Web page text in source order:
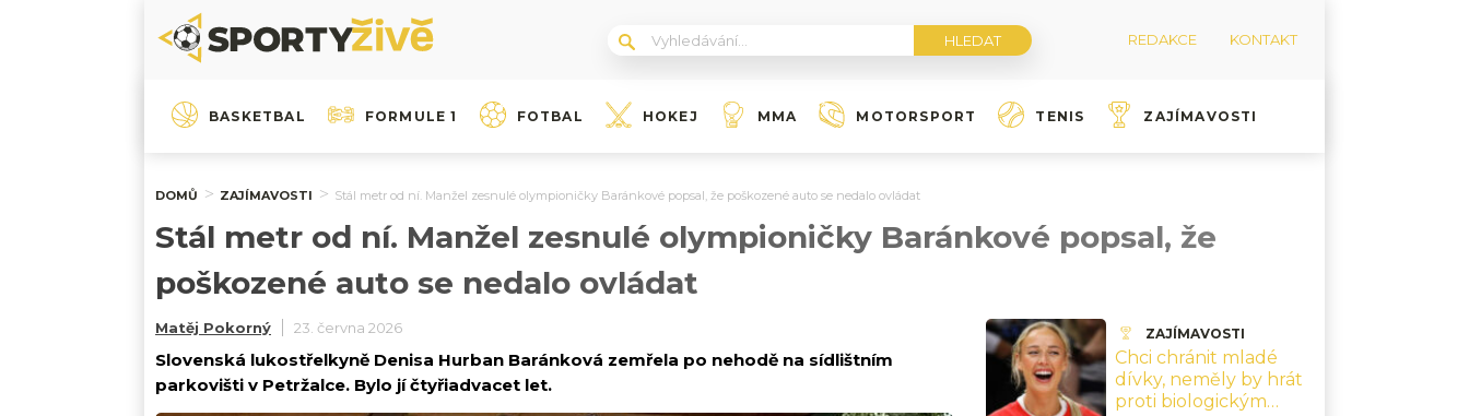
REDAKCE KONTAKT
BASKETBAL FORMULE 1 FOTBAL HOKEJ MMA MOTORSPORT TENIS ZAJÍMAVOSTI
DOMŮ ZAJÍMAVOSTI Stál metr od ní. Manžel zesnulé olympioničky Baránkové popsal, že poškozené auto se nedalo ovládat
Stál metr od ní. Manžel zesnulé olympioničky Baránkové popsal, že
poškozené auto se nedalo ovládat
Matěj Pokorný 23. června 2026
Slovenská lukostřelkyně Denisa Hurban Baránková zemřela po nehodě na sídlištním
parkovišti v Petržalce. Bylo jí čtyřiadvacet let.
ZAJÍMAVOSTI
Chci chránit mladé
dívky, neměly by hrát
proti biologickým